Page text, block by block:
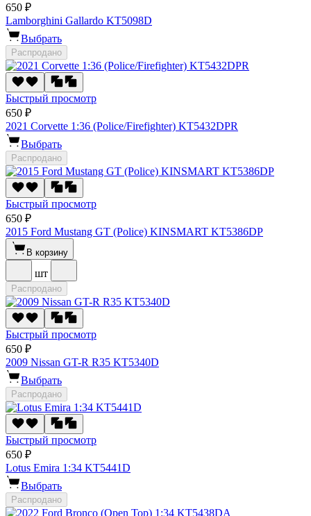
650 ₽
Lamborghini Gallardo KT5098D
Выбрать
Распродано
Быстрый просмотр
650 ₽
2021 Corvette 1:36 (Police/Firefighter) KT5432DPR
Выбрать
Распродано
Быстрый просмотр
650 ₽
2015 Ford Mustang GT (Police) KINSMART KT5386DP
В корзину
шт
Распродано
Быстрый просмотр
650 ₽
2009 Nissan GT-R R35 KT5340D
Выбрать
Распродано
Быстрый просмотр
650 ₽
Lotus Emira 1:34 KT5441D
Выбрать
Распродано